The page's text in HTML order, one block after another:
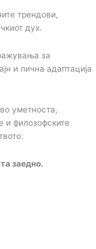
трендови,
дух.
за
и лична адаптација
уметноста,
и филозофските
заедно.